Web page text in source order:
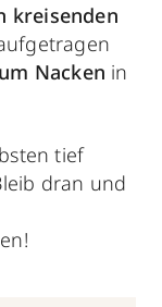
kreisenden
Nacken in
tief
dran und